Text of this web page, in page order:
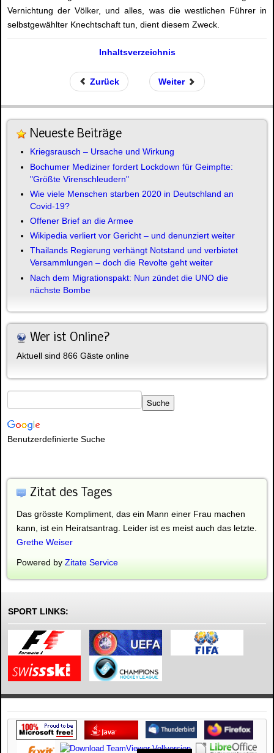
Vernichtung der Völker, und alles, was die westlichen Führer in
selbstgewählter Knechtschaft tun, dient diesem Zweck.
Inhaltsverzeichnis
Zurück Weiter
Neueste Beiträge
Kriegsrausch – Ursache und Wirkung
Bochumer Mediziner fordert Lockdown für Geimpfte:
"Größte Virenschleudern"
Wie viele Menschen starben 2020 in Deutschland an
Covid-19?
Offener Brief an die Armee
Wikipedia verliert vor Gericht – und denunziert weiter
Thailands Regierung verhängt Notstand und verbietet
Versammlungen – doch die Revolte geht weiter
Nach dem Migrationspakt: Nun zündet die UNO die
nächste Bombe
Wer ist Online?
Aktuell sind 866 Gäste online
Benutzerdefinierte Suche
Zitat des Tages
Das grösste Kompliment, das ein Mann einer Frau machen
kann, ist ein Heiratsantrag. Leider ist es meist auch das letzte.
Grethe Weiser
Powered by Zitate Service
SPORT LINKS: